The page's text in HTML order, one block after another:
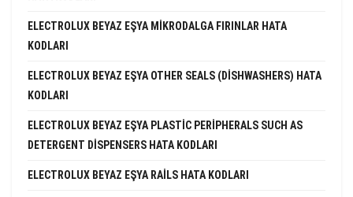
ELECTROLUX BEYAZ EŞYA MIKRODALGA FIRINLAR HATA
KODLARI
ELECTROLUX BEYAZ EŞYA OTHER SEALS (DISHWASHERS) HATA
KODLARI
ELECTROLUX BEYAZ EŞYA PLASTIC PERIPHERALS SUCH AS
DETERGENT DISPENSERS HATA KODLARI
ELECTROLUX BEYAZ EŞYA RAILS HATA KODLARI